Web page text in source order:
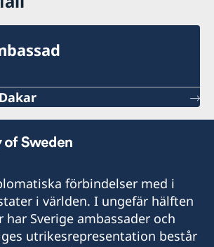
förbindelser med i
i världen. I ungefär hälften
har Sverige ambassader och
utrikesrepresentation består